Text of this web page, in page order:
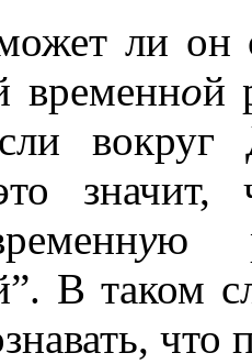
ли он
временной
ую
В таком
что